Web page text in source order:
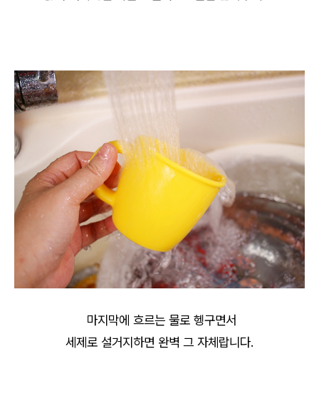
마지막에 흐르는 물로 헹구면서
세제로 설거지하면 완벽 그 자체랍니다.